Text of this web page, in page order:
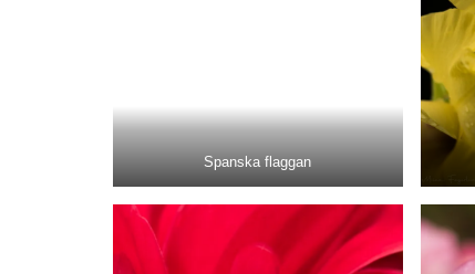
Spanska flaggan